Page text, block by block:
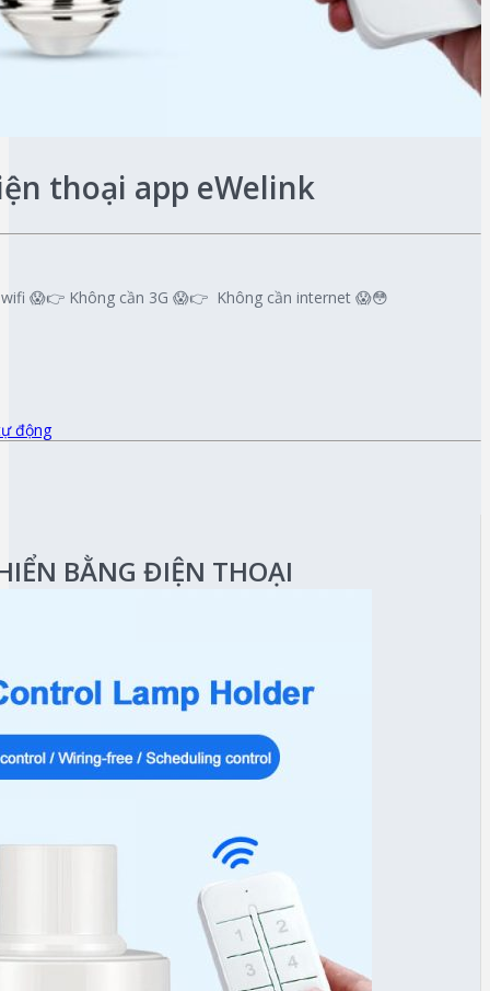
thoại app eWelink
😱👉 Không cần 3G 😱👉 Không cần internet 😱😳
động
BẰNG ĐIỆN THOẠI